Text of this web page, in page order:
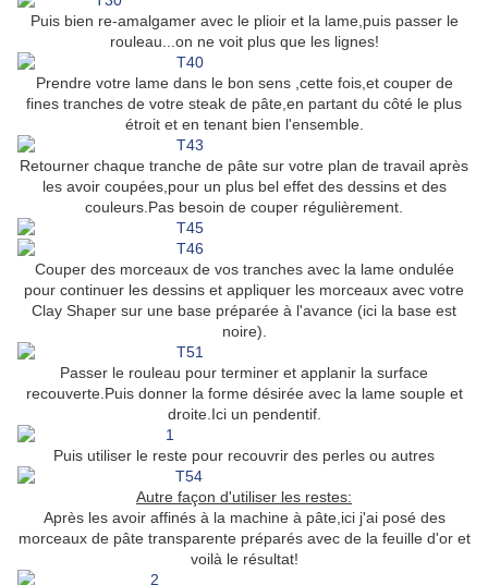
Puis bien re-amalgamer avec le plioir et la lame,puis passer le
rouleau...on ne voit plus que les lignes!
Prendre votre lame dans le bon sens ,cette fois,et couper de
fines tranches de votre steak de pâte,en partant du côté le plus
étroit et en tenant bien l'ensemble.
Retourner chaque tranche de pâte sur votre plan de travail après
les avoir coupées,pour un plus bel effet des dessins et des
couleurs.Pas besoin de couper régulièrement.
Couper des morceaux de vos tranches avec la lame ondulée
pour continuer les dessins et appliquer les morceaux avec votre
Clay Shaper sur une base préparée à l'avance (ici la base est
noire).
Passer le rouleau pour terminer et applanir la surface
recouverte.Puis donner la forme désirée avec la lame souple et
droite.Ici un pendentif.
Puis utiliser le reste pour recouvrir des perles ou autres
Autre façon d'utiliser les restes:
Après les avoir affinés à la machine à pâte,ici j'ai posé des
morceaux de pâte transparente préparés avec de la feuille d'or et
voilà le résultat!